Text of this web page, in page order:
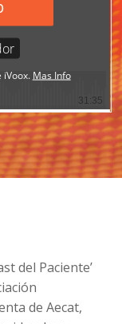
del Paciente’
de Aecat,